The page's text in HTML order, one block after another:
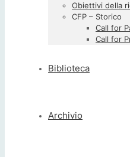
Obiettivi della
CFP – Storico
Call for
Call for
Biblioteca
Archivio